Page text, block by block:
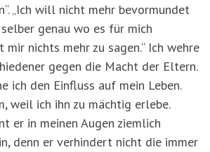
„Ich will nicht mehr bevormundet
genau wo es für mich
mir nichts mehr zu sagen.“ Ich wehre
gegen die Macht der Eltern.
ich den Einfluss auf mein Leben.
weil ich ihn zu mächtig erlebe.
er in meinen Augen ziemlich
denn er verhindert nicht die immer